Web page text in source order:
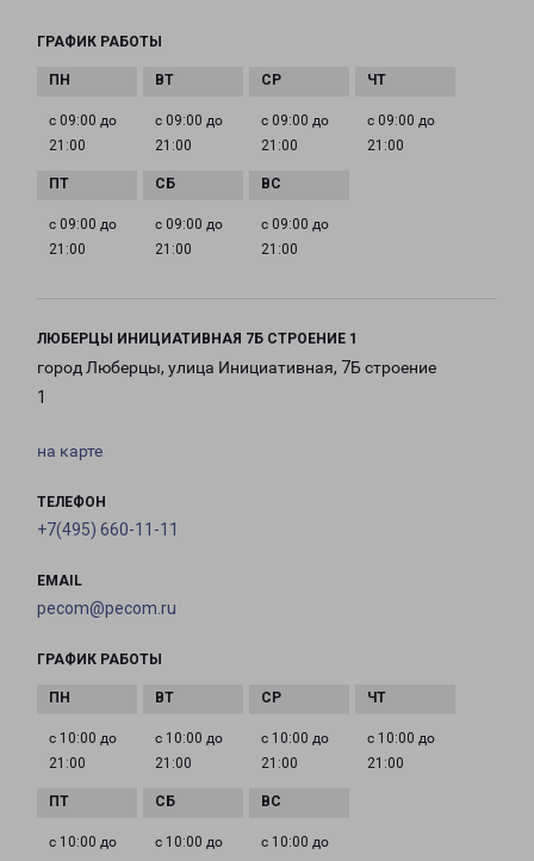
ГРАФИК РАБОТЫ
с 09:00 до
21:00
с 09:00 до
21:00
с 09:00 до
21:00
с 09:00 до
21:00
с 09:00 до
21:00
с 09:00 до
21:00
с 09:00 до
21:00
ЛЮБЕРЦЫ ИНИЦИАТИВНАЯ 7Б СТРОЕНИЕ 1
город Люберцы, улица Инициативная, 7Б строение
1
на карте
ТЕЛЕФОН
+7(495) 660-11-11
EMAIL
pecom@pecom.ru
ГРАФИК РАБОТЫ
с 10:00 до
21:00
с 10:00 до
21:00
с 10:00 до
21:00
с 10:00 до
21:00
с 10:00 до
с 10:00 до
с 10:00 до